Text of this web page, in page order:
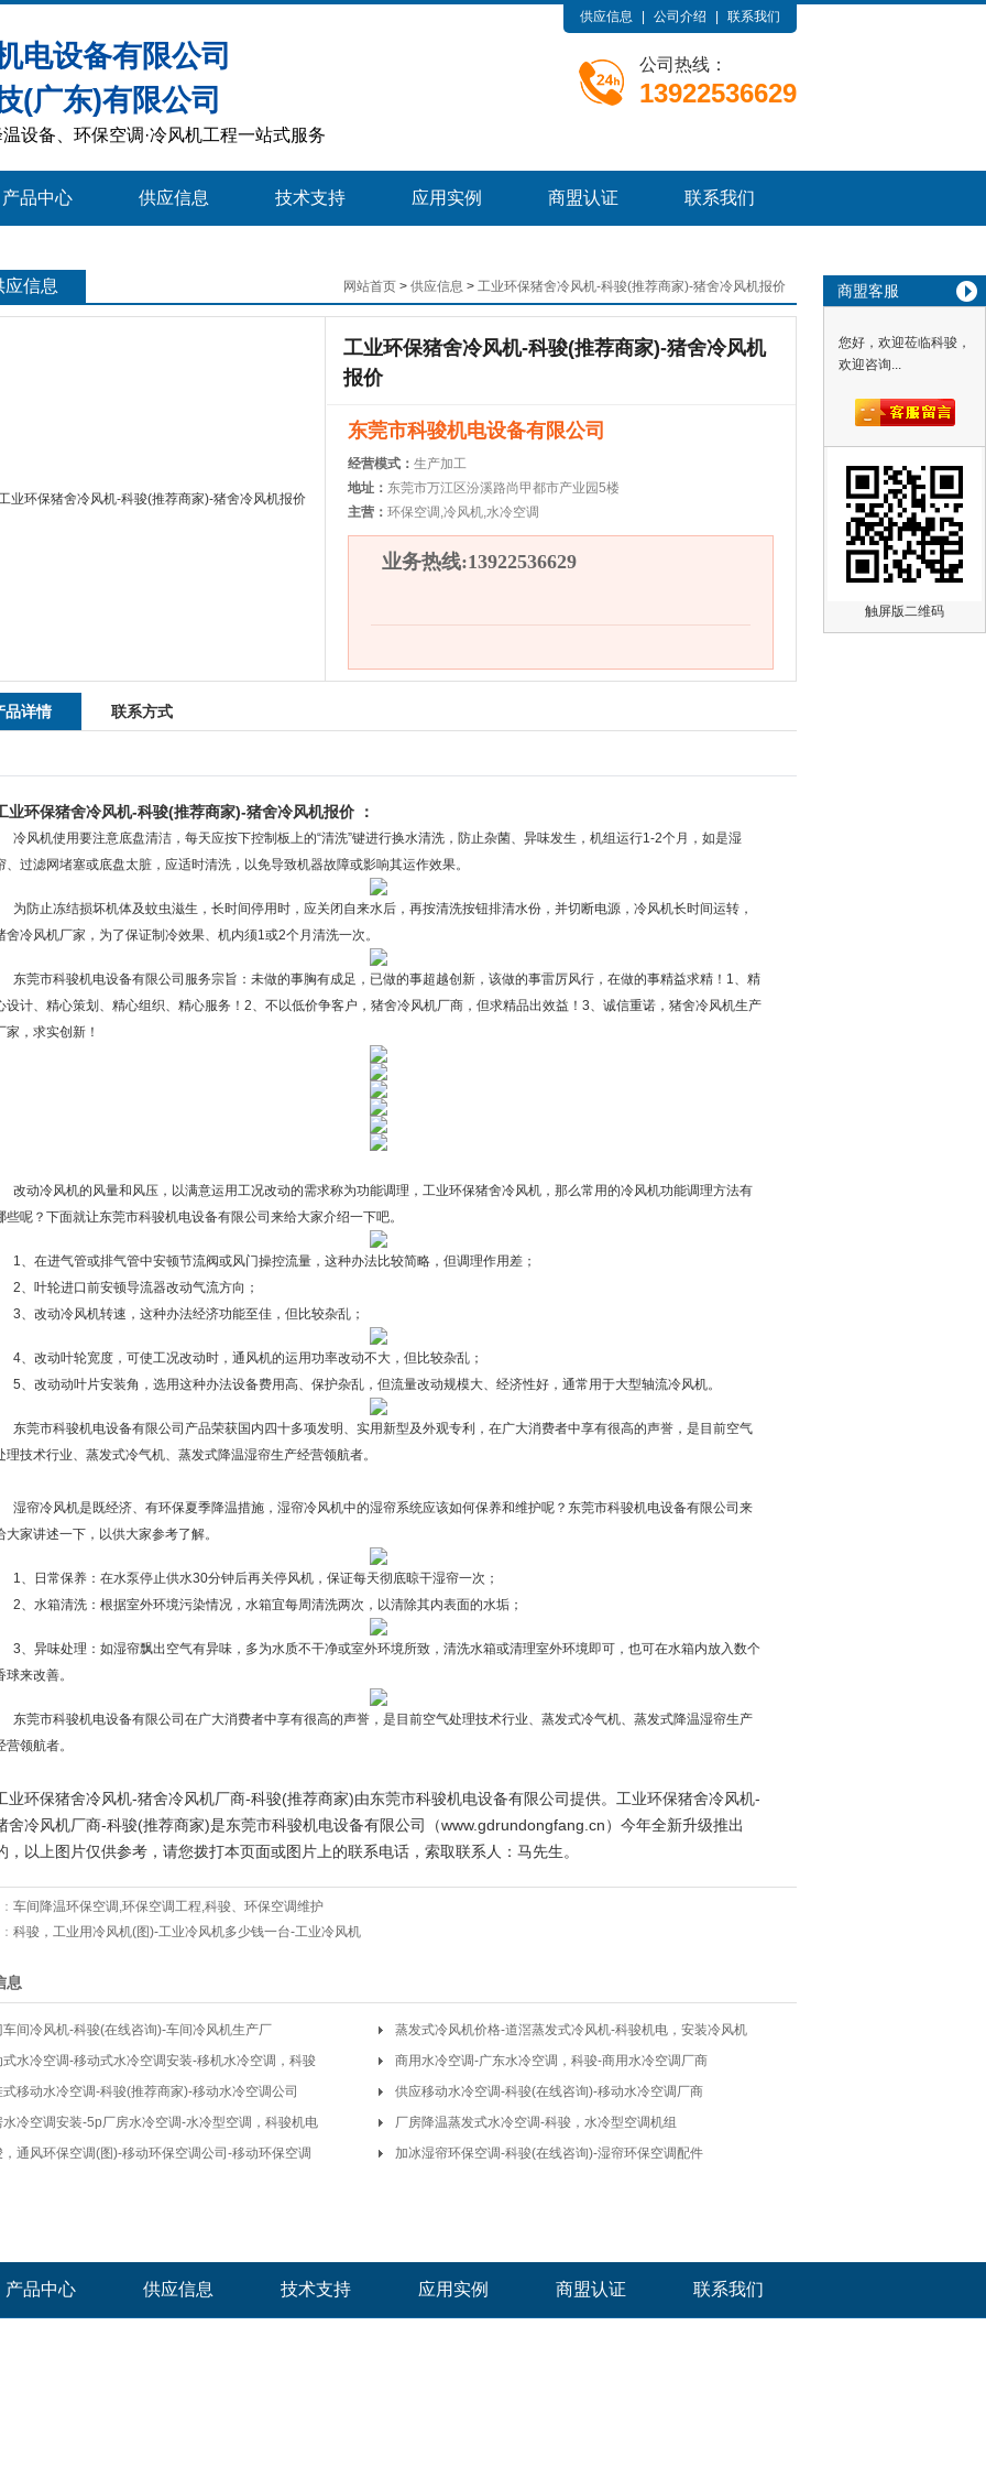
商盟客服
您好，欢迎莅临科骏，
欢迎咨询...
触屏版二维码
供应信息 公司介绍 联系我们
电设备有限公司
(广东)有限公司
设备、环保空调·冷风机工程一站式服务
公司热线：
13922536629
产品中心 供应信息 技术支持 应用实例 商盟认证 联系我们
网站首页 > 供应信息 > 工业环保猪舍冷风机-科骏(推荐商家)-猪舍冷风机报价
应信息
工业环保猪舍冷风机-科骏(推荐商家)-猪舍冷风机
报价
东莞市科骏机电设备有限公司
经营模式： 生产加工
地址： 东莞市万江区汾溪路尚甲都市产业园5楼
主营： 环保空调,冷风机,水冷空调
业务热线:13922536629
品详情 联系方式
业环保猪舍冷风机-科骏(推荐商家)-猪舍冷风机报价 ：
冷风机使用要注意底盘清洁，每天应按下控制板上的“清洗”键进行换水清洗，防止杂菌、异味发生，机组运行1-2个月，如是湿
、过滤网堵塞或底盘太脏，应适时清洗，以免导致机器故障或影响其运作效果。
为防止冻结损坏机体及蚊虫滋生，长时间停用时，应关闭自来水后，再按清洗按钮排清水份，并切断电源，冷风机长时间运转，
舍冷风机厂家，为了保证制冷效果、机内须1或2个月清洗一次。
东莞市科骏机电设备有限公司服务宗旨：未做的事胸有成足，已做的事超越创新，该做的事雷厉风行，在做的事精益求精！1、精
设计、精心策划、精心组织、精心服务！2、不以低价争客户，猪舍冷风机厂商，但求精品出效益！3、诚信重诺，猪舍冷风机生产
家，求实创新！
改动冷风机的风量和风压，以满意运用工况改动的需求称为功能调理，工业环保猪舍冷风机，那么常用的冷风机功能调理方法有
些呢？下面就让东莞市科骏机电设备有限公司来给大家介绍一下吧。
1、在进气管或排气管中安顿节流阀或风门操控流量，这种办法比较简略，但调理作用差；
2、叶轮进口前安顿导流器改动气流方向；
3、改动冷风机转速，这种办法经济功能至佳，但比较杂乱；
4、改动叶轮宽度，可使工况改动时，通风机的运用功率改动不大，但比较杂乱；
5、改动动叶片安装角，选用这种办法设备费用高、保护杂乱，但流量改动规模大、经济性好，通常用于大型轴流冷风机。
东莞市科骏机电设备有限公司产品荣获国内四十多项发明、实用新型及外观专利，在广大消费者中享有很高的声誉，是目前空气
理技术行业、蒸发式冷气机、蒸发式降温湿帘生产经营领航者。
湿帘冷风机是既经济、有环保夏季降温措施，湿帘冷风机中的湿帘系统应该如何保养和维护呢？东莞市科骏机电设备有限公司来
大家讲述一下，以供大家参考了解。
1、日常保养：在水泵停止供水30分钟后再关停风机，保证每天彻底晾干湿帘一次；
2、水箱清洗：根据室外环境污染情况，水箱宜每周清洗两次，以清除其内表面的水垢；
3、异味处理：如湿帘飘出空气有异味，多为水质不干净或室外环境所致，清洗水箱或清理室外环境即可，也可在水箱内放入数个
球来改善。
东莞市科骏机电设备有限公司在广大消费者中享有很高的声誉，是目前空气处理技术行业、蒸发式冷气机、蒸发式降温湿帘生产
营领航者。
业环保猪舍冷风机-猪舍冷风机厂商-科骏(推荐商家)由东莞市科骏机电设备有限公司提供。工业环保猪舍冷风机-
舍冷风机厂商-科骏(推荐商家)是东莞市科骏机电设备有限公司（www.gdrundongfang.cn）今年全新升级推出
，以上图片仅供参考，请您拨打本页面或图片上的联系电话，索取联系人：马先生。
车间降温环保空调,环保空调工程,科骏、环保空调维护
科骏，工业用冷风机(图)-工业冷风机多少钱一台-工业冷风机
息
车间冷风机-科骏(在线咨询)-车间冷风机生产厂
蒸发式冷风机价格-道滘蒸发式冷风机-科骏机电，安装冷风机
式水冷空调-移动式水冷空调安装-移机水冷空调，科骏
商用水冷空调-广东水冷空调，科骏-商用水冷空调厂商
式移动水冷空调-科骏(推荐商家)-移动水冷空调公司
供应移动水冷空调-科骏(在线咨询)-移动水冷空调厂商
水冷空调安装-5p厂房水冷空调-水冷型空调，科骏机电
厂房降温蒸发式水冷空调-科骏，水冷型空调机组
，通风环保空调(图)-移动环保空调公司-移动环保空调
加冰湿帘环保空调-科骏(在线咨询)-湿帘环保空调配件
产品中心 供应信息 技术支持 应用实例 商盟认证 联系我们